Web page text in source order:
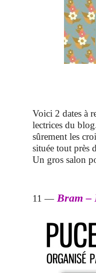
Voici 2 dates à
lectrices du
sûrement les
située tout près
Un gros salon
11 —Bram –